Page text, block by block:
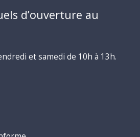
d’ouverture au
et samedi de 10h à 13h.